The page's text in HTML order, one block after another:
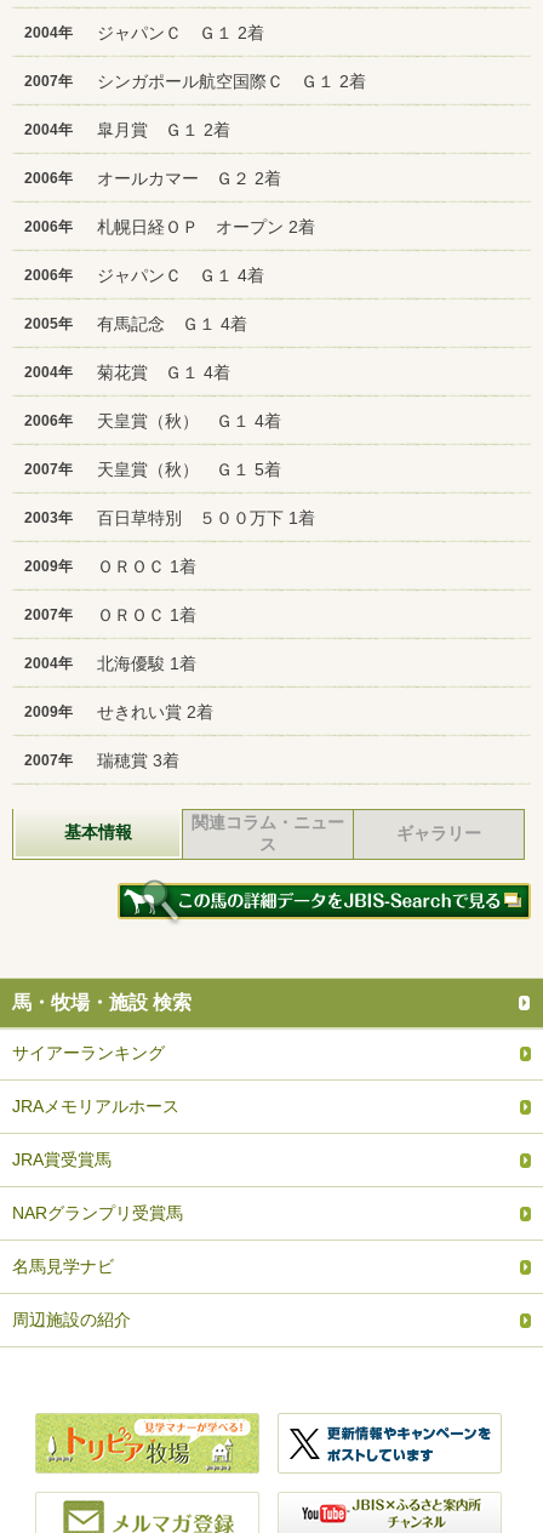
2004年 ジャパンＣ Ｇ１ 2着
2007年 シンガポール航空国際Ｃ Ｇ１ 2着
2004年 皐月賞 Ｇ１ 2着
2006年 オールカマー Ｇ２ 2着
2006年 札幌日経ＯＰ オープン 2着
2006年 ジャパンＣ Ｇ１ 4着
2005年 有馬記念 Ｇ１ 4着
2004年 菊花賞 Ｇ１ 4着
2006年 天皇賞（秋） Ｇ１ 4着
2007年 天皇賞（秋） Ｇ１ 5着
2003年 百日草特別 ５００万下 1着
2009年 ＯＲＯＣ 1着
2007年 ＯＲＯＣ 1着
2004年 北海優駿 1着
2009年 せきれい賞 2着
2007年 瑞穂賞 3着
基本情報
関連コラム・ニュー
ス
ギャラリー
馬・牧場・施設 検索
サイアーランキング
JRAメモリアルホース
JRA賞受賞馬
NARグランプリ受賞馬
名馬見学ナビ
周辺施設の紹介